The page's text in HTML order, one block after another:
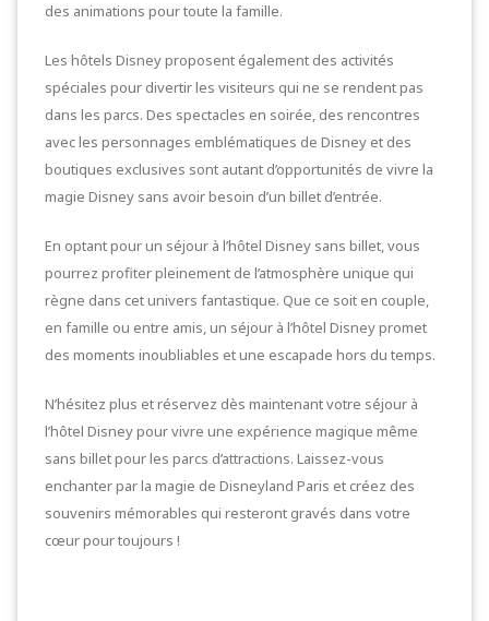
des animations pour toute la famille.
Les hôtels Disney proposent également des activités
spéciales pour divertir les visiteurs qui ne se rendent pas
dans les parcs. Des spectacles en soirée, des rencontres
avec les personnages emblématiques de Disney et des
boutiques exclusives sont autant d’opportunités de vivre la
magie Disney sans avoir besoin d’un billet d’entrée.
En optant pour un séjour à l’hôtel Disney sans billet, vous
pourrez profiter pleinement de l’atmosphère unique qui
règne dans cet univers fantastique. Que ce soit en couple,
en famille ou entre amis, un séjour à l’hôtel Disney promet
des moments inoubliables et une escapade hors du temps.
N’hésitez plus et réservez dès maintenant votre séjour à
l’hôtel Disney pour vivre une expérience magique même
sans billet pour les parcs d’attractions. Laissez-vous
enchanter par la magie de Disneyland Paris et créez des
souvenirs mémorables qui resteront gravés dans votre
cœur pour toujours !